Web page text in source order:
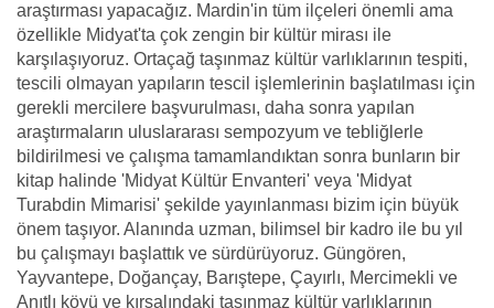
araştırması yapacağız. Mardin'in tüm ilçeleri önemli ama
özellikle Midyat'ta çok zengin bir kültür mirası ile
karşılaşıyoruz. Ortaçağ taşınmaz kültür varlıklarının tespiti,
tescili olmayan yapıların tescil işlemlerinin başlatılması için
gerekli mercilere başvurulması, daha sonra yapılan
araştırmaların uluslararası sempozyum ve tebliğlerle
bildirilmesi ve çalışma tamamlandıktan sonra bunların bir
kitap halinde 'Midyat Kültür Envanteri' veya 'Midyat
Turabdin Mimarisi' şekilde yayınlanması bizim için büyük
önem taşıyor. Alanında uzman, bilimsel bir kadro ile bu yıl
bu çalışmayı başlattık ve sürdürüyoruz. Güngören,
Yayvantepe, Doğançay, Barıştepe, Çayırlı, Mercimekli ve
Anıtlı köyü ve kırsalındaki taşınmaz kültür varlıklarının